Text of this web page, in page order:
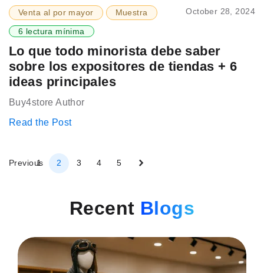
October 28, 2024
Venta al por mayor
Muestra
6 lectura mínima
Lo que todo minorista debe saber
sobre los expositores de tiendas + 6
ideas principales
Buy4store Author
Read the Post
Página
Página
PreviousPágina
1
Actualmente
estás
2 Página
3 Página
4 Página
5
Recent Blogs